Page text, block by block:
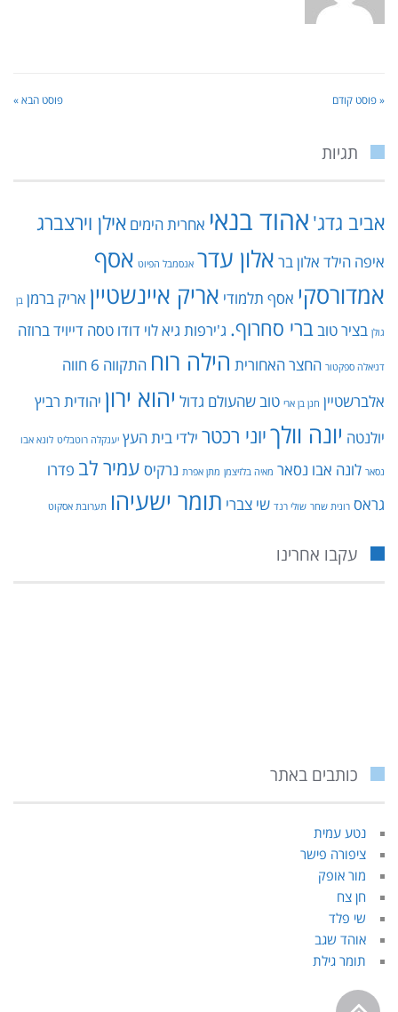
« פוסט קודם פוסט הבא »
תגיות
אביב גדג' אהוד בנאי אחרית הימים אילן וירצברג
איפה הילד אלון בר אלון עדר אנסמבל הפיוט אסף
אמדורסקי אסף תלמודי אריק איינשטיין אריק ברמן בן
גולן בציר טובברי סחרוף. ג'ירפות גיא לוי דודו טסה דייויד ברוזה
דניאלה ספקטור החצר האחורית הילה רוח התקווה 6
חווה
אלברשטיין חנן בן ארי טוב שהעולם גדול יהוא ירון יהודית רביץ
יולנטה יונה וולךיוני רכטר ילדי בית העץ יענקלה רוטבליט לונא אבו
נסאר לונה אבו נסאר מאיה בלזיצמן מתן אפרת נרקיס עמיר לב פדרו
גראס רונית שחר שולי רנד שי צברי תומר ישעיהו תערובת אסקוט
עקבו אחרינו
כותבים באתר
נטע עמית
ציפורה פישר
מור אופק
חן צח
שי פלד
אוהד שגב
תומר גילת